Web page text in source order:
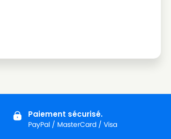
Paiement sécurisé.
PayPal / MasterCard / Visa